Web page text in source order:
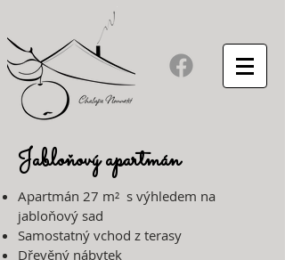
Jabloňový apartmán
Apartmán 27 m² s výhledem na
jabloňový sad
Samostatný vchod z terasy
Dřevěný nábytek